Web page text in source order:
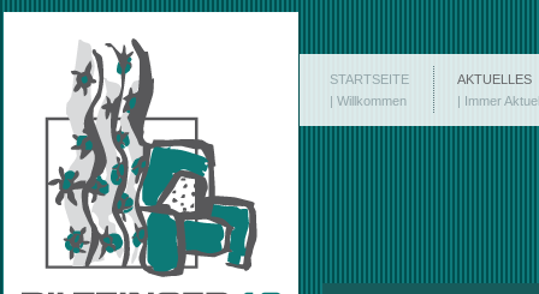
STARTSEITE
| Willkommen
AKTUELLES
| Immer